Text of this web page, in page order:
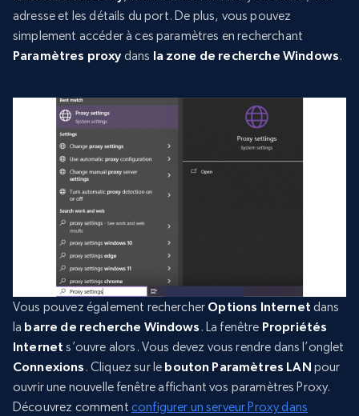
adresse et les détails du port. De plus, vous pouvez
simplement accéder à ces paramètres en recherchant
Paramètres proxy dans la zone de recherche Windows.
Vous pouvez également rechercher Options Internet dans
la barre de recherche Windows . La fenêtre Propriétés
Internet s’ouvre alors. Vous devez vous rendre dans l’onglet
Connexions . Cliquez sur le bouton Paramètres LAN pour
ouvrir une nouvelle fenêtre affichant vos paramètres Proxy.
Découvrez comment configurer un serveur Proxy dans